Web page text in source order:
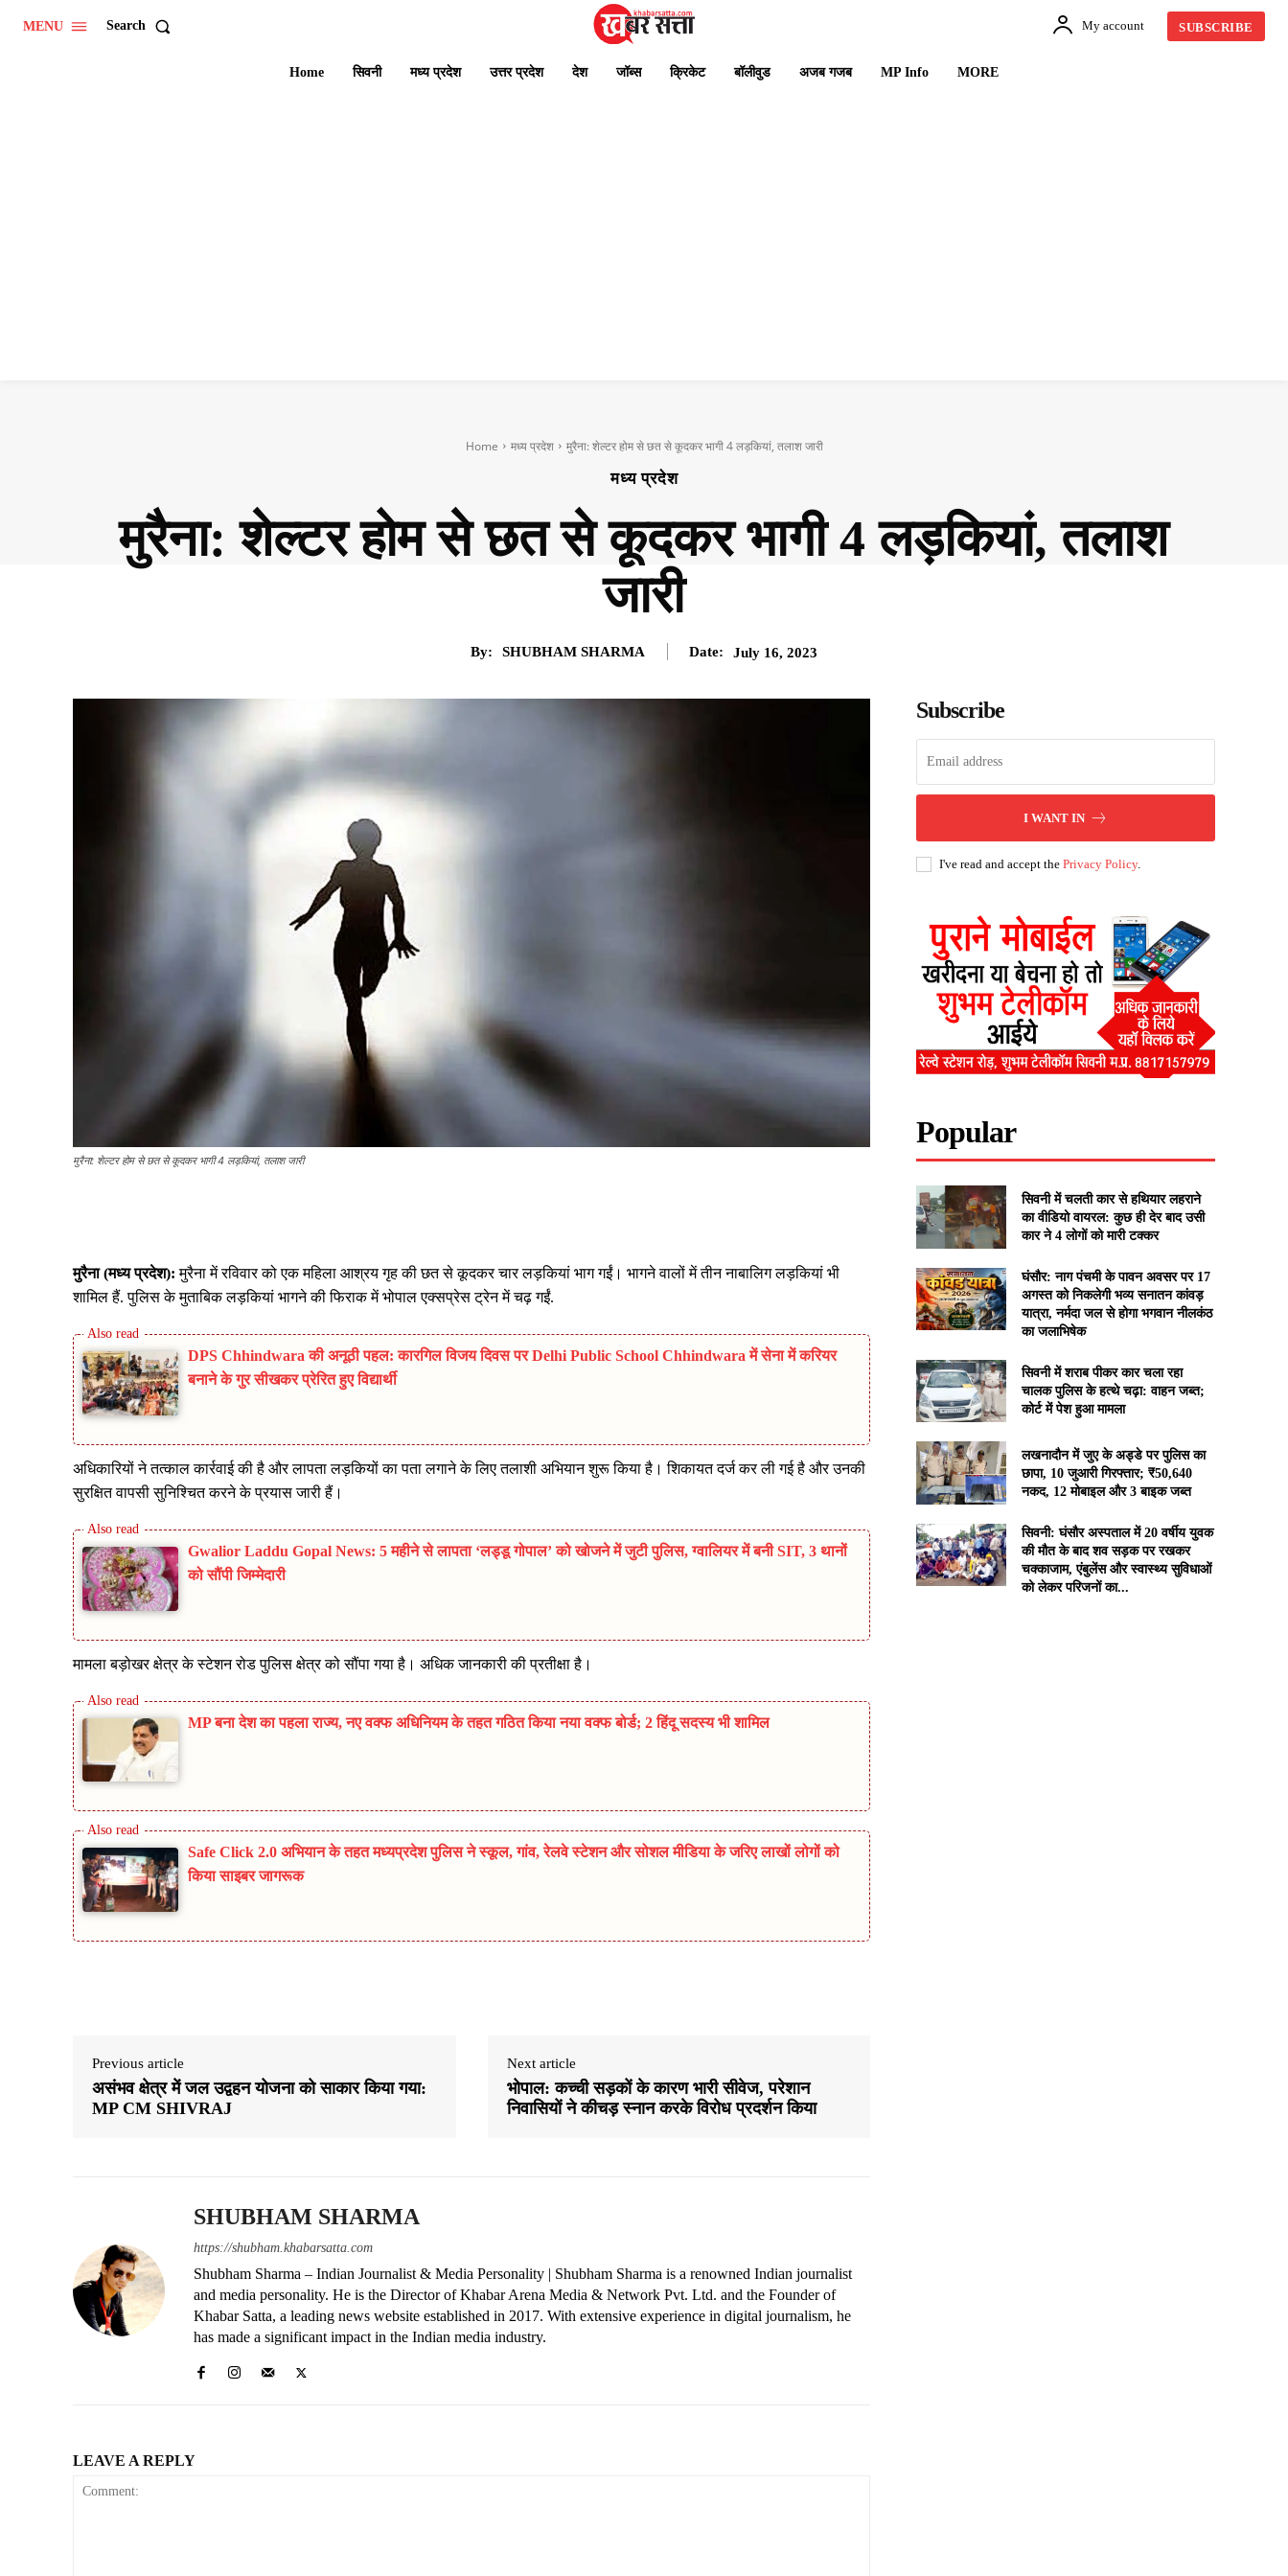
MENU Search My account SUBSCRIBE
Home सिवनी मध्य प्रदेश उत्तर प्रदेश देश जॉब्स क्रिकेट बॉलीवुड अजब गजब MP Info MORE
Home मध्य प्रदेश मुरैना: शेल्टर होम से छत से कूदकर भागी 4 लड़कियां, तलाश जारी
मध्य प्रदेश
मुरैना: शेल्टर होम से छत से कूदकर भागी 4 लड़कियां, तलाश
जारी
By: SHUBHAM SHARMA Date: July 16, 2023
मुरैना: शेल्टर होम से छत से कूदकर भागी 4 लड़कियां, तलाश जारी
मुरैना (मध्य प्रदेश): मुरैना में रविवार को एक महिला आश्रय गृह की छत से कूदकर चार लड़कियां भाग गईं। भागने वालों में तीन नाबालिग लड़कियां भी
शामिल हैं. पुलिस के मुताबिक लड़कियां भागने की फिराक में भोपाल एक्सप्रेस ट्रेन में चढ़ गईं.
DPS Chhindwara की अनूठी पहल: कारगिल विजय दिवस पर Delhi Public School Chhindwara में सेना में करियर
बनाने के गुर सीखकर प्रेरित हुए विद्यार्थी
अधिकारियों ने तत्काल कार्रवाई की है और लापता लड़कियों का पता लगाने के लिए तलाशी अभियान शुरू किया है। शिकायत दर्ज कर ली गई है और उनकी
सुरक्षित वापसी सुनिश्चित करने के प्रयास जारी हैं।
Gwalior Laddu Gopal News: 5 महीने से लापता ‘लड्डू गोपाल’ को खोजने में जुटी पुलिस, ग्वालियर में बनी SIT, 3 थानों
को सौंपी जिम्मेदारी
मामला बड़ोखर क्षेत्र के स्टेशन रोड पुलिस क्षेत्र को सौंपा गया है। अधिक जानकारी की प्रतीक्षा है।
MP बना देश का पहला राज्य, नए वक्फ अधिनियम के तहत गठित किया नया वक्फ बोर्ड; 2 हिंदू सदस्य भी शामिल
Safe Click 2.0 अभियान के तहत मध्यप्रदेश पुलिस ने स्कूल, गांव, रेलवे स्टेशन और सोशल मीडिया के जरिए लाखों लोगों को
किया साइबर जागरूक
Previous article
असंभव क्षेत्र में जल उद्वहन योजना को साकार किया गया:
MP CM SHIVRAJ
Next article
भोपाल: कच्ची सड़कों के कारण भारी सीवेज, परेशान
निवासियों ने कीचड़ स्नान करके विरोध प्रदर्शन किया
SHUBHAM SHARMA
https://shubham.khabarsatta.com
Shubham Sharma – Indian Journalist & Media Personality | Shubham Sharma is a renowned Indian journalist
and media personality. He is the Director of Khabar Arena Media & Network Pvt. Ltd. and the Founder of
Khabar Satta, a leading news website established in 2017. With extensive experience in digital journalism, he
has made a significant impact in the Indian media industry.
LEAVE A REPLY
Subscribe
I WANT IN
I've read and accept thePrivacy Policy.
Popular
सिवनी में चलती कार से हथियार लहराने
का वीडियो वायरल: कुछ ही देर बाद उसी
कार ने 4 लोगों को मारी टक्कर
घंसौर: नाग पंचमी के पावन अवसर पर 17
अगस्त को निकलेगी भव्य सनातन कांवड़
यात्रा, नर्मदा जल से होगा भगवान नीलकंठ
का जलाभिषेक
सिवनी में शराब पीकर कार चला रहा
चालक पुलिस के हत्थे चढ़ा: वाहन जब्त;
कोर्ट में पेश हुआ मामला
लखनादौन में जुए के अड्डे पर पुलिस का
छापा, 10 जुआरी गिरफ्तार; ₹50,640
नकद, 12 मोबाइल और 3 बाइक जब्त
सिवनी: घंसौर अस्पताल में 20 वर्षीय युवक
की मौत के बाद शव सड़क पर रखकर
चक्काजाम, एंबुलेंस और स्वास्थ्य सुविधाओं
को लेकर परिजनों का...